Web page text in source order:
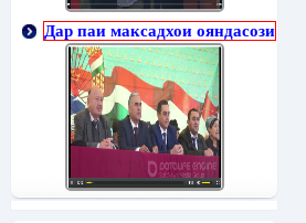
Дар паи максадхои ояндасози